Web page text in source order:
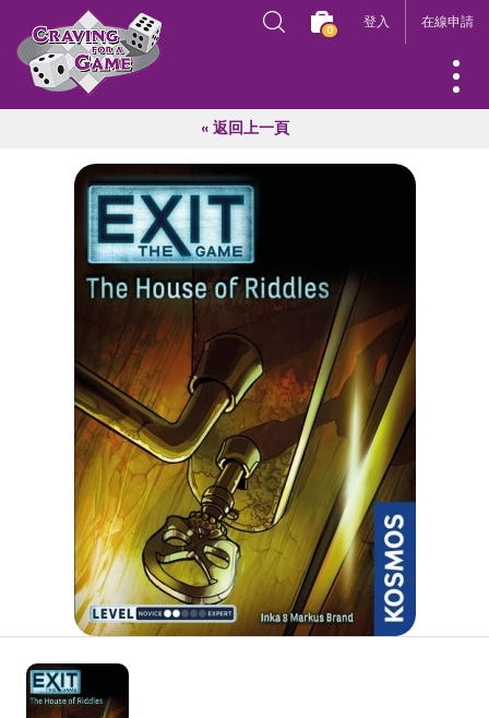
0 登入 在線申請
« 返回上一頁